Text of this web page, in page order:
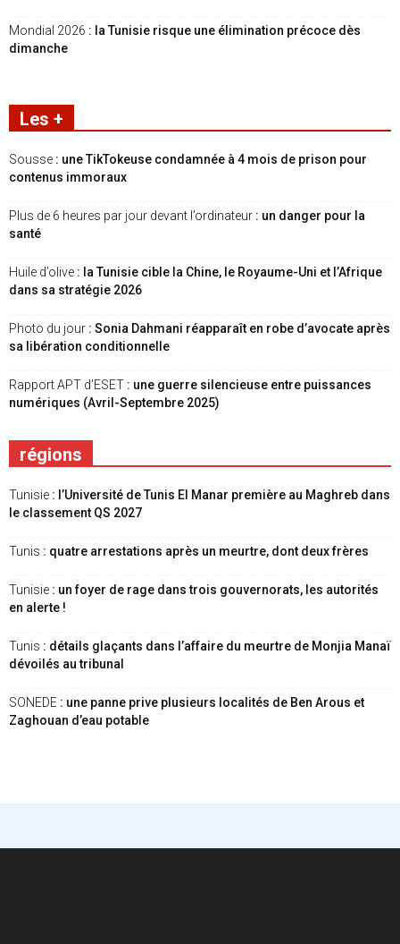
Mondial 2026 : la Tunisie risque une élimination précoce dès
dimanche
Les +
Sousse : une TikTokeuse condamnée à 4 mois de prison pour
contenus immoraux
Plus de 6 heures par jour devant l’ordinateur : un danger pour la
santé
Huile d’olive : la Tunisie cible la Chine, le Royaume-Uni et l’Afrique
dans sa stratégie 2026
Photo du jour : Sonia Dahmani réapparaît en robe d’avocate après
sa libération conditionnelle
Rapport APT d’ESET : une guerre silencieuse entre puissances
numériques (Avril-Septembre 2025)
régions
Tunisie : l’Université de Tunis El Manar première au Maghreb dans
le classement QS 2027
Tunis : quatre arrestations après un meurtre, dont deux frères
Tunisie : un foyer de rage dans trois gouvernorats, les autorités
en alerte !
Tunis : détails glaçants dans l’affaire du meurtre de Monjia Manaï
dévoilés au tribunal
SONEDE : une panne prive plusieurs localités de Ben Arous et
Zaghouan d’eau potable